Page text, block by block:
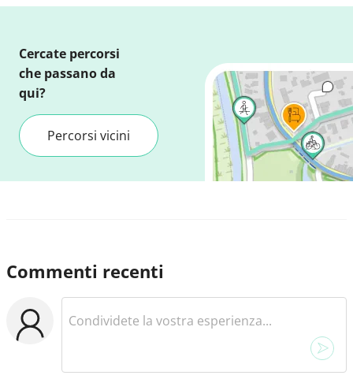
Cercate percorsi
che passano da
qui?
Percorsi vicini
Commenti recenti